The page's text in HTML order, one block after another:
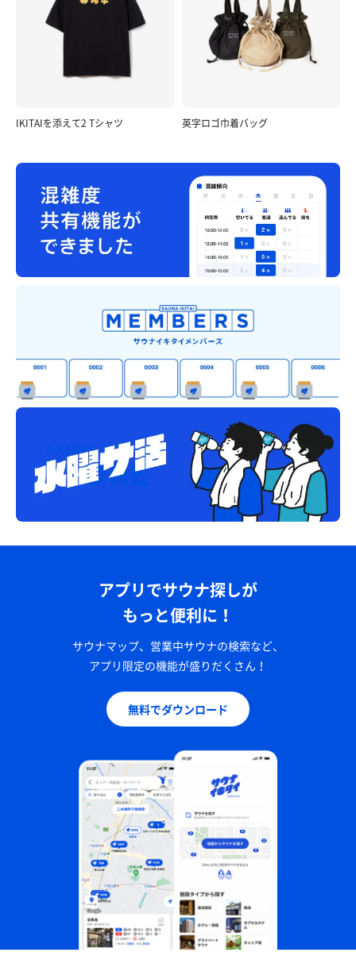
IKITAIを添えて2 Tシャツ 英字ロゴ巾着バッグ
アプリでサウナ探しが
もっと便利に！
サウナマップ、営業中サウナの検索など、
アプリ限定の機能が盛りだくさん！
無料でダウンロード